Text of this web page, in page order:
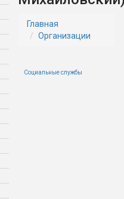
Главная
Организации
Социальные службы